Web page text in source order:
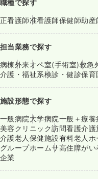
職種で探す
正看護師准看護師保健師助産
担当業務で探す
病棟外来オペ室(手術室)救急
介護・福祉系検診・健診保育
施設形態で探す
一般病院大学病院一般＋療養
美容クリニック訪問看護介護
介護老人保健施設有料老人ホ
グループホームサ高住障がい
企業